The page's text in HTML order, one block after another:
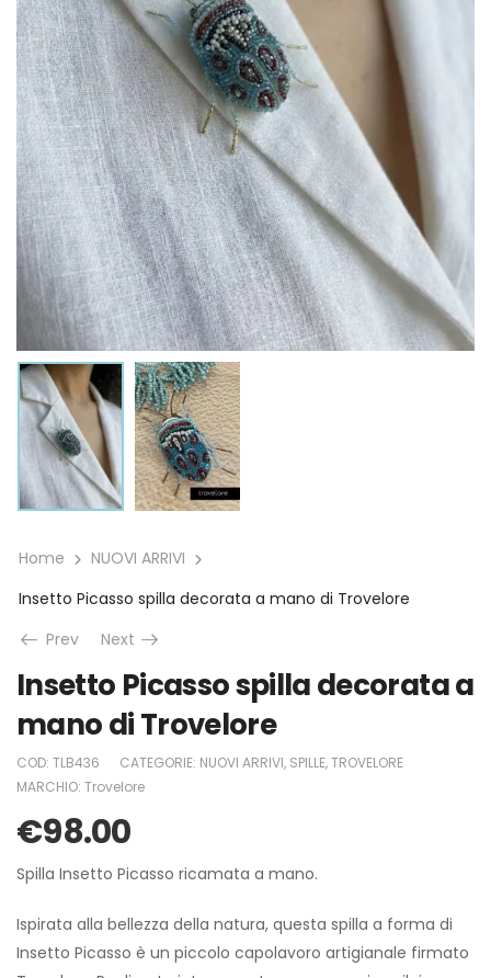
Home
NUOVI ARRIVI
Insetto Picasso spilla decorata a mano di Trovelore
Prev
Next
Insetto Picasso spilla decorata a
mano di Trovelore
COD: TLB436 CATEGORIE: NUOVI ARRIVI, SPILLE,TROVELORE
MARCHIO: Trovelore
€98.00
Spilla Insetto Picasso ricamata a mano.
Ispirata alla bellezza della natura, questa spilla a forma di
Insetto Picasso è un piccolo capolavoro artigianale firmato